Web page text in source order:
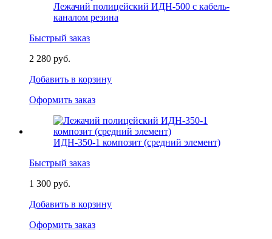
Лежачий полицейский ИДН-500 с кабель-
каналом резина
Быстрый заказ
2 280 руб.
Добавить в корзину
Оформить заказ
ИДН-350-1 композит (средний элемент)
Быстрый заказ
1 300 руб.
Добавить в корзину
Оформить заказ